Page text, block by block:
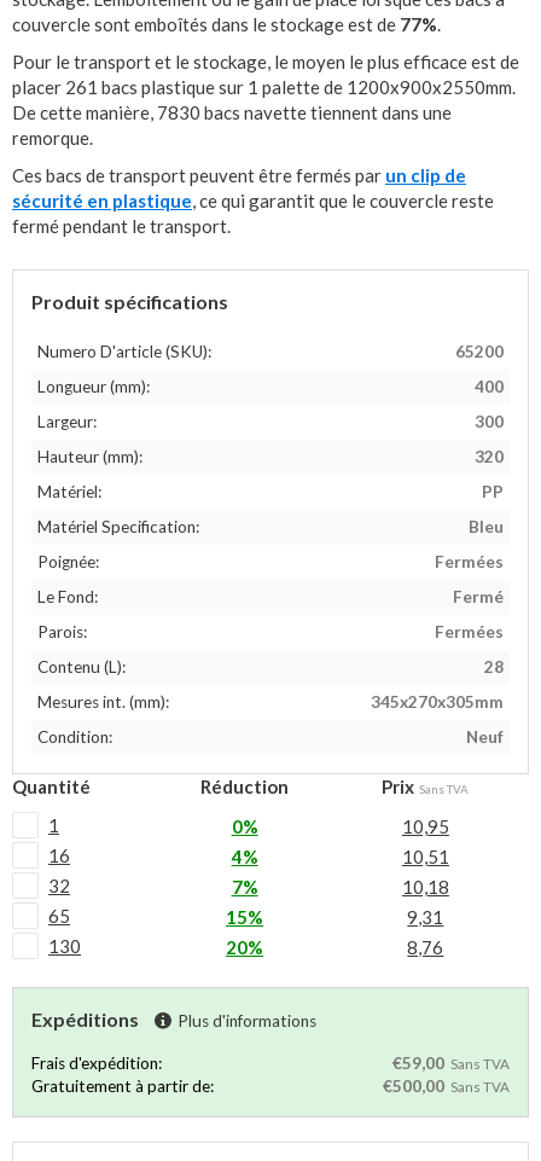
couvercle sont emboîtés dans le stockage est de 77%.
Pour le transport et le stockage, le moyen le plus efficace est de
placer 261 bacs plastique sur 1 palette de 1200x900x2550mm.
De cette manière, 7830 bacs navette tiennent dans une
remorque.
Ces bacs de transport peuvent être fermés par un clip de
sécurité en plastique, ce qui garantit que le couvercle reste
fermé pendant le transport.
Produit spécifications
Numero D'article (SKU):
65200
Longueur (mm):
400
Largeur:
300
Hauteur (mm):
320
Matériel:
PP
Matériel Specification:
Bleu
Poignée:
Fermées
Le Fond:
Fermé
Parois:
Fermées
Contenu (L):
28
Mesures int. (mm):
345x270x305mm
Condition:
Neuf
Quantité Réduction Prix Sans TVA
1 0%
10,95
16
4%
10,51
32
7%
10,18
65
15%
9,31
130
20% 8,76
Expéditions Plus d'informations
Frais d'expédition: €59,00 Sans TVA
Gratuitement à partir de: €500,00 Sans TVA